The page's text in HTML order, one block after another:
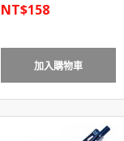
NT$158
加入購物車